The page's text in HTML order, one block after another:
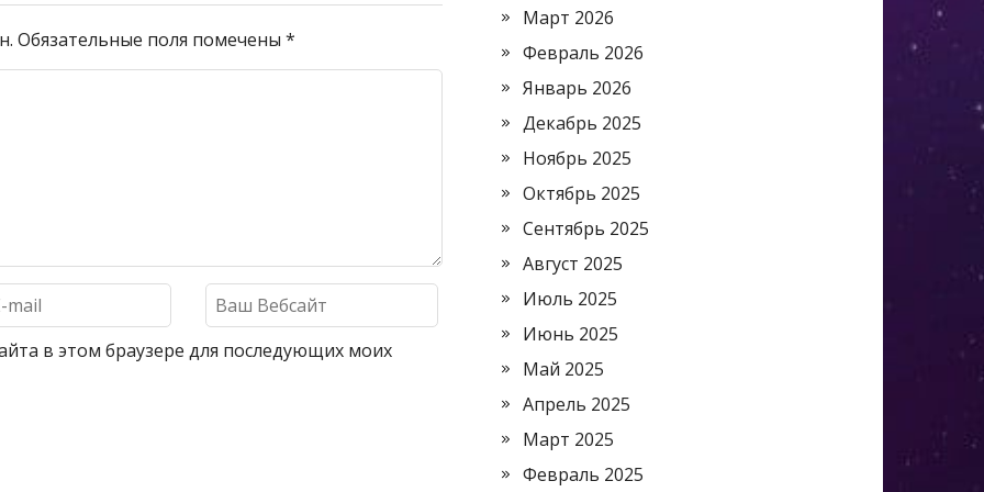
Обязательные поля помечены *
в этом браузере для последующих моих
Март 2026
Февраль 2026
Январь 2026
Декабрь 2025
Ноябрь 2025
Октябрь 2025
Сентябрь 2025
Август 2025
Июль 2025
Июнь 2025
Май 2025
Апрель 2025
Март 2025
Февраль 2025